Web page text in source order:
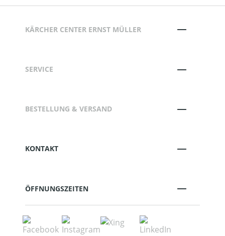
KÄRCHER CENTER ERNST MÜLLER
SERVICE
BESTELLUNG & VERSAND
KONTAKT
ÖFFNUNGSZEITEN